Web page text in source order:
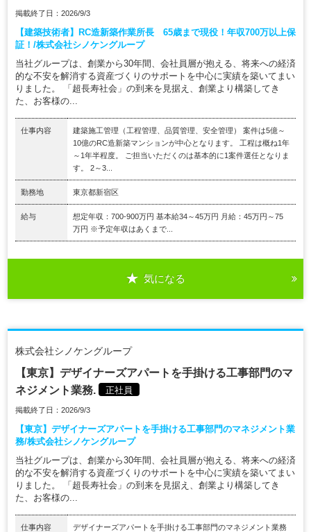
掲載終了日：2026/9/3
【建築技術者】RC造新築作業所長 65歳まで現役！年収700万以上保
証！/株式会社シノケングループ
当社グループは、創業から30年間、会社員層が抱える、将来への経済
的な不安を解消する資産づくりのサポートを中心に実績を築いてまい
りました。 「超長寿社会」の到来を見据え、創業より構築してき
た、お客様の...
仕事内容
建築施工管理（工程管理、品質管理、安全管理） 案件は5億～
10億のRC造新築マンションが中心となります。 工程は概ね1年
～1年半程度。 ご担当いただくのは基本的に1案件選任となりま
す。 2～3...
勤務地 東京都新宿区
給与
想定年収：700-900万円 基本給34～45万円 月給：45万円～75
万円 ※予定年収はあくまで...
気になる
株式会社シノケングループ
【東京】デザイナーズアパートを手掛ける工事部門のマ
ネジメント業務.
正社員
掲載終了日：2026/9/3
【東京】デザイナーズアパートを手掛ける工事部門のマネジメント業
務/株式会社シノケングループ
当社グループは、創業から30年間、会社員層が抱える、将来への経済
的な不安を解消する資産づくりのサポートを中心に実績を築いてまい
りました。 「超長寿社会」の到来を見据え、創業より構築してき
た、お客様の...
仕事内容
デザイナーズアパートを手掛ける工事部門のマネジメント業務